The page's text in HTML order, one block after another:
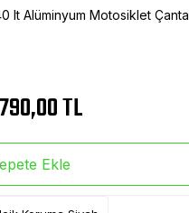
lt Alüminyum Motosiklet
TL
Ekle